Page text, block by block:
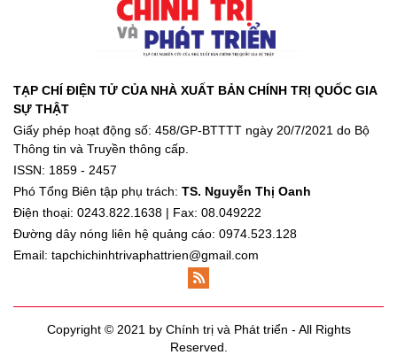
TẠP CHÍ ĐIỆN TỬ CỦA NHÀ XUẤT BẢN CHÍNH TRỊ QUỐC GIA
SỰ THẬT
Giấy phép hoạt động số: 458/GP-BTTTT ngày 20/7/2021 do Bộ
Thông tin và Truyền thông cấp.
ISSN: 1859 - 2457
Phó Tổng Biên tập phụ trách: TS. Nguyễn Thị Oanh
Điện thoại: 0243.822.1638 | Fax: 08.049222
Đường dây nóng liên hệ quảng cáo: 0974.523.128
Email: tapchichinhtrivaphattrien@gmail.com
Copyright © 2021 by Chính trị và Phát triển - All Rights
Reserved.